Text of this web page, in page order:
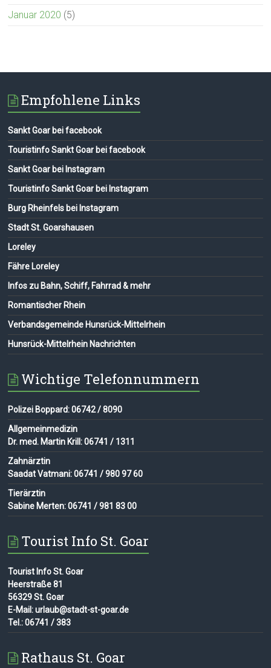
Januar 2020 (5)
Empfohlene Links
Sankt Goar bei facebook
Touristinfo Sankt Goar bei facebook
Sankt Goar bei Instagram
Touristinfo Sankt Goar bei Instagram
Burg Rheinfels bei Instagram
Stadt St. Goarshausen
Loreley
Fähre Loreley
Infos zu Bahn, Schiff, Fahrrad & mehr
Romantischer Rhein
Verbandsgemeinde Hunsrück-Mittelrhein
Hunsrück-Mittelrhein Nachrichten
Wichtige Telefonnummern
Polizei Boppard: 06742 / 8090
Allgemeinmedizin
Dr. med. Martin Krill: 06741 / 1311
Zahnärztin
Saadat Vatmani: 06741 / 980 97 60
Tierärztin
Sabine Merten: 06741 / 981 83 00
Tourist Info St. Goar
Tourist Info St. Goar
Heerstraße 81
56329 St. Goar
E-Mail: urlaub@stadt-st-goar.de
Tel.: 06741 / 383
Rathaus St. Goar